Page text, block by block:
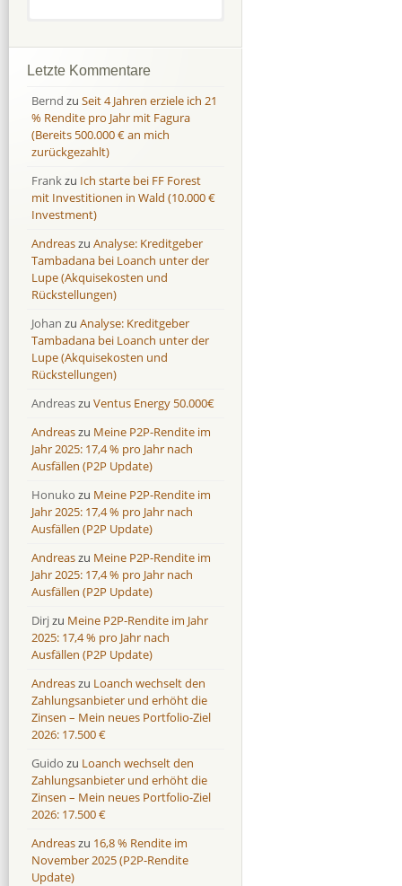
Bondora
Finbee
43,2%
Finbee (CZK)
0,0 %
HeavyFinance
IUVO Group
-32,2 %
Lenndy
-314,6 %
Moncera
8,0 %
Monestro
9,1 %
Neo Finance
Omaraha
16,4 %
Bondora
Finbee
35,2%
Finbee (CZK)
0,0 %
HeavyFinance
IUVO Group
-55,0 %
Lenndy
146,5 %
Moncera
11,1 %
Monestro
>1000%
Neo Finance
Omaraha
18,0 %
Letzte Kommentare
Bernd zu Seit 4 Jahren erziele ich 21
% Rendite pro Jahr mit Fagura
(Bereits 500.000 € an mich
zurückgezahlt)
Frankzu Ich starte bei FF Forest
mit Investitionen in Wald (10.000 €
Investment)
Andreaszu Analyse: Kreditgeber
Tambadana bei Loanch unter der
Lupe (Akquisekosten und
Rückstellungen)
Johan zu Analyse: Kreditgeber
Tambadana bei Loanch unter der
Lupe (Akquisekosten und
Rückstellungen)
Andreaszu Ventus Energy 50.000€
Andreaszu Meine P2P-Rendite im
Jahr 2025: 17,4 % pro Jahr nach
Ausfällen (P2P Update)
Honuko zu Meine P2P-Rendite im
Jahr 2025: 17,4 % pro Jahr nach
Ausfällen (P2P Update)
Andreaszu Meine P2P-Rendite im
Jahr 2025: 17,4 % pro Jahr nach
Ausfällen (P2P Update)
Dirjzu Meine P2P-Rendite im Jahr
2025: 17,4 % pro Jahr nach
Ausfällen (P2P Update)
Andreaszu Loanch wechselt den
Zahlungsanbieter und erhöht die
Zinsen – Mein neues Portfolio-Ziel
2026: 17.500 €
Guido zu Loanch wechselt den
Zahlungsanbieter und erhöht die
Zinsen – Mein neues Portfolio-Ziel
2026: 17.500 €
Andreaszu 16,8 % Rendite im
November 2025 (P2P-Rendite
Update)